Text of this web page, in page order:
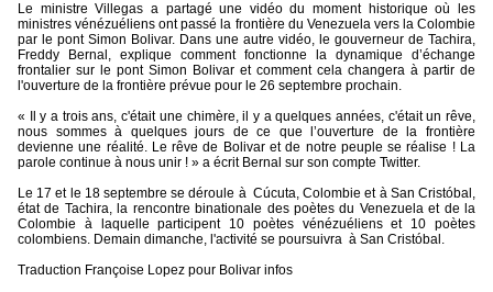
Le ministre Villegas a partagé une vidéo du moment historique où les
ministres vénézuéliens ont passé la frontière du Venezuela vers la Colombie
par le pont Simon Bolivar. Dans une autre vidéo, le gouverneur de Tachira,
Freddy Bernal, explique comment fonctionne la dynamique d’échange
frontalier sur le pont Simon Bolivar et comment cela changera à partir de
l'ouverture de la frontière prévue pour le 26 septembre prochain.
« Il y a trois ans, c'était une chimère, il y a quelques années, c'était un rêve,
nous sommes à quelques jours de ce que l’ouverture de la frontière
devienne une réalité. Le rêve de Bolivar et de notre peuple se réalise ! La
parole continue à nous unir ! » a écrit Bernal sur son compte Twitter.
Le 17 et le 18 septembre se déroule à Cúcuta, Colombie et à San Cristóbal,
état de Tachira, la rencontre binationale des poètes du Venezuela et de la
Colombie à laquelle participent 10 poètes vénézuéliens et 10 poètes
colombiens. Demain dimanche, l'activité se poursuivra à San Cristóbal.
Traduction Françoise Lopez pour Bolivar infos